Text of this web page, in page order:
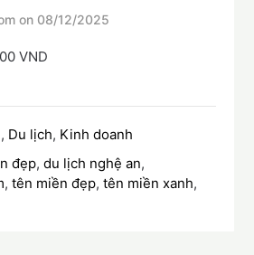
on 08/12/2025
VND
, Du lịch, Kinh doanh
đẹp,du lịch nghệ an,
,tên miền đẹp,tên miền xanh,